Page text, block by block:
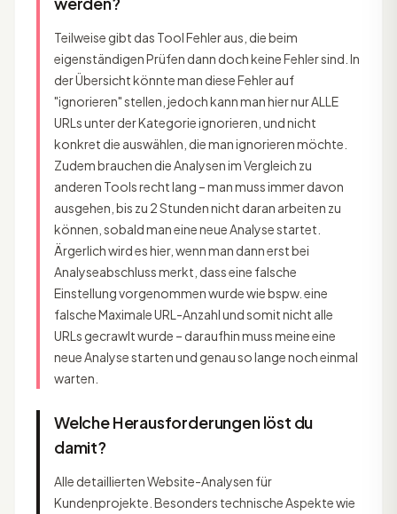
Teilweise gibt das Tool Fehler aus, die beim
eigenständigen Prüfen dann doch keine Fehler sind. In
der Übersicht könnte man diese Fehler auf
"ignorieren" stellen, jedoch kann man hier nur ALLE
URLs unter der Kategorie ignorieren, und nicht
konkret die auswählen, die man ignorieren möchte.
Zudem brauchen die Analysen im Vergleich zu
anderen Tools recht lang – man muss immer davon
ausgehen, bis zu 2 Stunden nicht daran arbeiten zu
können, sobald man eine neue Analyse startet.
Ärgerlich wird es hier, wenn man dann erst bei
Analyseabschluss merkt, dass eine falsche
Einstellung vorgenommen wurde wie bspw. eine
falsche Maximale URL-Anzahl und somit nicht alle
URLs gecrawlt wurde – daraufhin muss meine eine
neue Analyse starten und genau so lange noch einmal
warten.
Welche Herausforderungen löst du
damit?
Alle detaillierten Website-Analysen für
Kundenprojekte. Besonders technische Aspekte wie